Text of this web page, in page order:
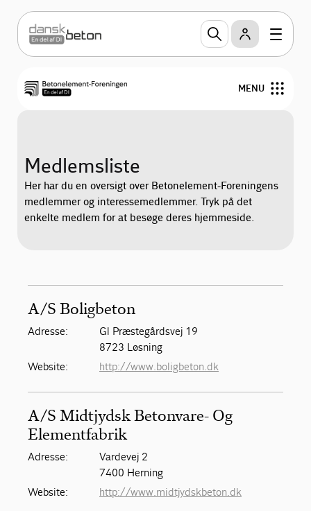
MENU
Projektering
Grøn omstilling
Medlemsliste
Her har du en oversigt over Betonelement-Foreningens
medlemmer og interessemedlemmer. Tryk på det
enkelte medlem for at besøge deres hjemmeside.
A/S Boligbeton
Adresse:
Gl Præstegårdsvej 19
8723 Løsning
Website:
http://www.boligbeton.dk
A/S Midtjydsk Betonvare- Og
Elementfabrik
Adresse:
Vardevej 2
7400 Herning
Website:
http://www.midtjydskbeton.dk